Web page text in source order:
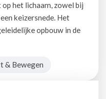
het lichaam, zowel bij
keizersnede. Het
opbouw in de
& Bewegen